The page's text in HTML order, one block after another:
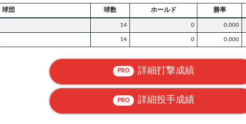
球団 球数 ホールド 勝率
14 0 0.000
14 0 0.000
PRO 詳細打撃成績
PRO 詳細投手成績